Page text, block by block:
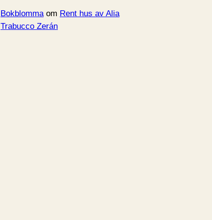
Bokblommaom Rent hus av Alia
Trabucco Zerán